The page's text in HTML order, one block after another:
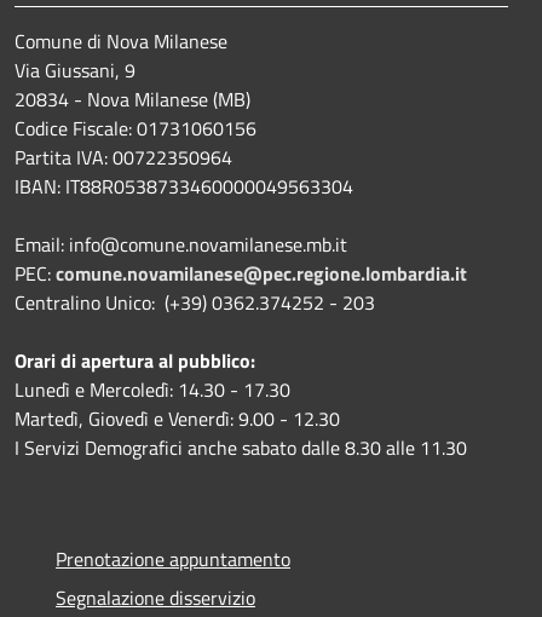
Comune di Nova Milanese
Via Giussani, 9
20834 - Nova Milanese (MB)
Codice Fiscale: 01731060156
Partita IVA: 00722350964
IBAN: IT88R0538733460000049563304
Email: info@comune.novamilanese.mb.it
PEC:comune.novamilanese@pec.regione.lombardia.it
Centralino Unico: (+39) 0362.374252 - 203
Orari di apertura al pubblico:
Lunedì e Mercoledì: 14.30 - 17.30
Martedì, Giovedì e Venerdì: 9.00 - 12.30
I Servizi Demografici anche sabato dalle 8.30 alle 11.30
Prenotazione appuntamento
Segnalazione disservizio